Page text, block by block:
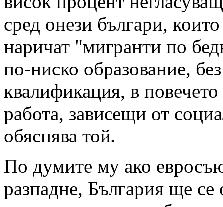
сред онези българи,
наричат "мигранти по
по-ниско образование, без
квалификация, в повечето
работа, зависещи от
обяснява той.
По думите му ако
разпадне, България ще се